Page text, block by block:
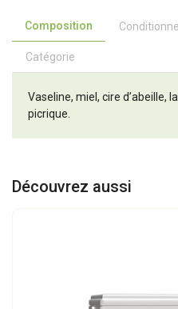
Composition
Catégorie
Vaseline, miel, cire d’abeille,
picrique.
Découvrez aussi